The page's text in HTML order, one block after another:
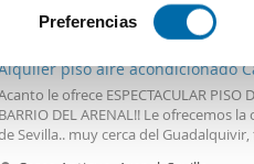
analizándolo
sobre cómo se procesan
de datos. Puede cambiar
Preferencias
2 2 Hab 2
piso aire acondicionado
le ofrece ESPECTACULAR PISO
BARRIO DEL ARENAL!! Le ofrecemos
Sevilla.. muy cerca del